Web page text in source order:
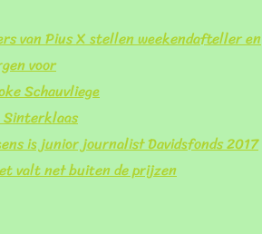
van Pius X stellen weekendafteller en
voor
Schauvliege
Sinterklaas
is junior journalist Davidsfonds 2017
valt net buiten de prijzen